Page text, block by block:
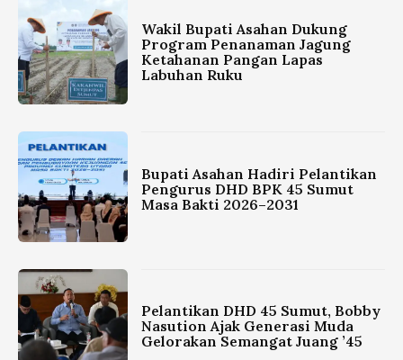
Wakil Bupati Asahan Dukung
Program Penanaman Jagung
Ketahanan Pangan Lapas
Labuhan Ruku
Bupati Asahan Hadiri Pelantikan
Pengurus DHD BPK 45 Sumut
Masa Bakti 2026–2031
Pelantikan DHD 45 Sumut, Bobby
Nasution Ajak Generasi Muda
Gelorakan Semangat Juang ’45